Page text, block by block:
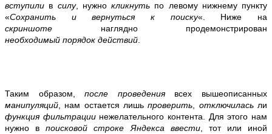
вступили в силу, нужно кликнуть по левому нижнему пункту
«Сохранить и вернуться к поиску«. Ниже на
скриншоте наглядно продемонстрирован
необходимый порядок действий.
Таким образом,после проведениявсех вышеописанных
манипуляций, нам остается лишьпроверить, отключиласьли
функция фильтрации нежелательного контента. Для этого нам
нужно впоисковой строке Яндекса ввести, тот или иной